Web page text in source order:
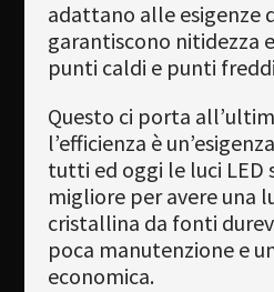
adattano alle esigenze
garantiscono nitidezza
punti caldi e punti
Questo ci porta
l’efficienza è
tutti ed oggi le luci LED
migliore per avere una
cristallina da fonti
poca manutenzione e
economica.